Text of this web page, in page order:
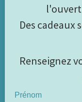
Des cadeaux
Renseignez
Prénom